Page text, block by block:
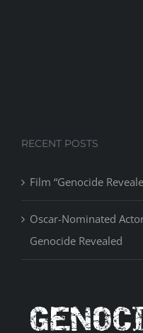
RECENT POSTS
Film “Genocide
Oscar-Nominated
Genocide Revealed